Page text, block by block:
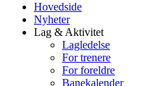
Hovedside
Nyheter
Lag & Aktivitet
Lagledelse
For trenere
For foreldre
Banekalender